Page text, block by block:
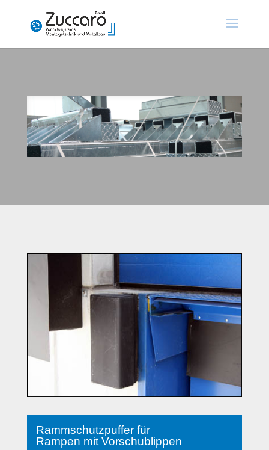
Rammschutzpuffer für
Rampen mit Vorschublippen